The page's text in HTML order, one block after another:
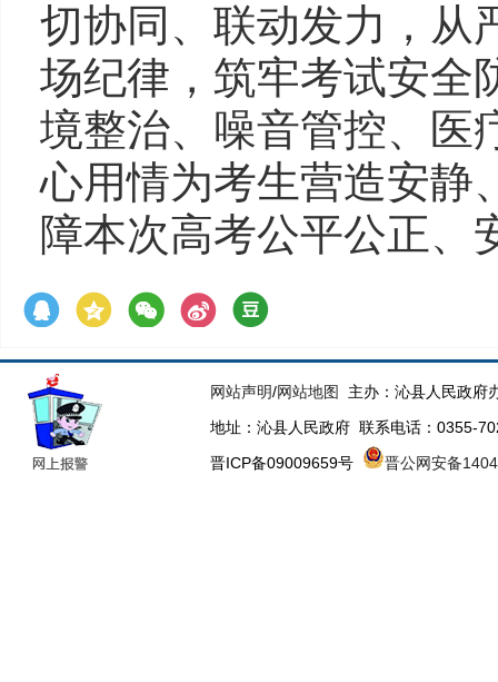
切协同、联动发力，从
场纪律，筑牢考试安全
境整治、噪音管控、医
心用情为考生营造安静
障本次高考公平公正、
网站声明/网站地图
主办：沁县人民政府
地址：沁县人民政府 联系电话：0355-
晋ICP备09009659号
晋公网安备